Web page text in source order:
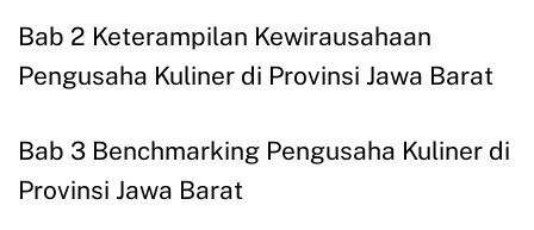
Bab 2 Keterampilan Kewirausahaan
Pengusaha Kuliner di Provinsi Jawa Barat
Bab 3 Benchmarking Pengusaha Kuliner di
Provinsi Jawa Barat